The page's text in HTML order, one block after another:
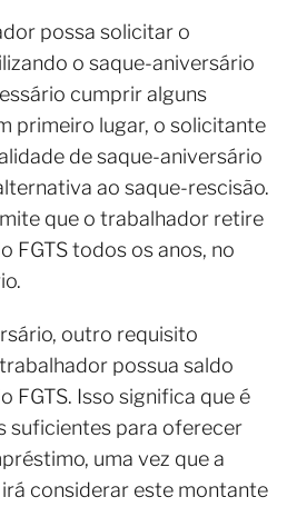
possa solicitar o
o saque-aniversário
cumprir alguns
primeiro lugar, o solicitante
de saque-aniversário
ao saque-rescisão.
que o trabalhador retire
FGTS todos os anos, no
outro requisito
possua saldo
FGTS. Isso significa que é
suficientes para oferecer
uma vez que a
considerar este montante